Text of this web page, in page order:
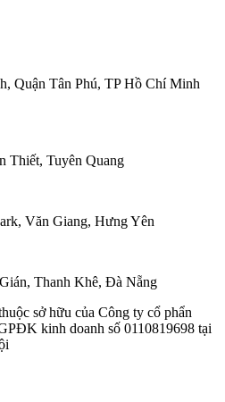
Quận Tân Phú, TP Hồ Chí Minh
Thiết, Tuyên Quang
Văn Giang, Hưng Yên
Thanh Khê, Đà Nẵng
sở hữu của Công ty cổ phẩn
kinh doanh số 0110819698 tại